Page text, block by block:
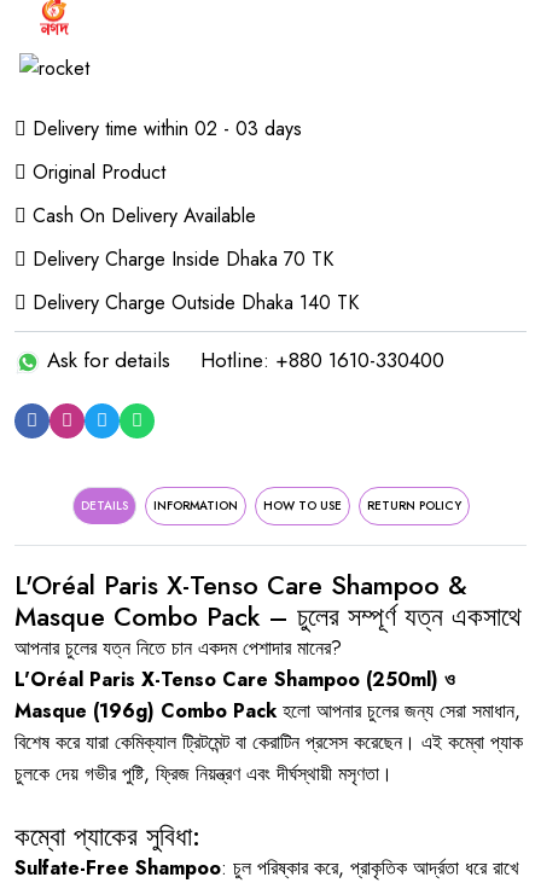
Delivery time within 02 - 03 days
Original Product
Cash On Delivery Available
Delivery Charge Inside Dhaka 70 TK
Delivery Charge Outside Dhaka 140 TK
Ask for details Hotline: +880 1610-330400
DETAILS INFORMATION HOW TO USE RETURN POLICY
L'Oréal Paris X-Tenso Care Shampoo &
Masque Combo Pack – চুলের সম্পূর্ণ যত্ন একসাথে
আপনার চুলের যত্ন নিতে চান একদম পেশাদার মানের?
L'Oréal Paris X-Tenso Care Shampoo (250ml) ও
Masque (196g) Combo Packহলো আপনার চুলের জন্য সেরা সমাধান,
বিশেষ করে যারা কেমিক্যাল ট্রিটমেন্ট বা কেরাটিন প্রসেস করেছেন। এই কম্বো প্যাক
চুলকে দেয় গভীর পুষ্টি, ফ্রিজ নিয়ন্ত্রণ এবং দীর্ঘস্থায়ী মসৃণতা।
কম্বো প্যাকের সুবিধা:
Sulfate-Free Shampoo: চুল পরিষ্কার করে, প্রাকৃতিক আর্দ্রতা ধরে রাখে